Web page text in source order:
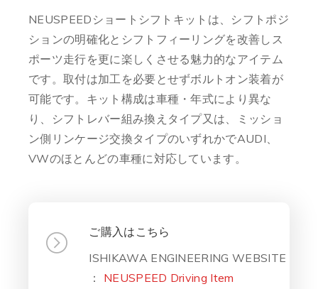
NEUSPEEDショートシフトキットは、シフトポジ
ションの明確化とシフトフィーリングを改善しス
ポーツ走行を更に楽しくさせる魅力的なアイテム
です。取付は加工を必要とせずボルトオン装着が
可能です。キット構成は車種・年式により異な
り、シフトレバー組み換えタイプ又は、ミッショ
ン側リンケージ交換タイプのいずれかでAUDI、
VWのほとんどの車種に対応しています。
ご購入はこちら
ISHIKAWA ENGINEERING WEBSITE
： NEUSPEED Driving Item